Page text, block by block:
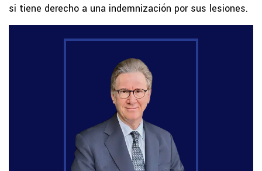
si tiene derecho a una indemnización por sus lesiones.